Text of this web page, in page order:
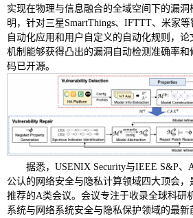
实现在物理与信息融合的全域空间下的漏
明，针对三星SmartThings、IFTTT、米家
自动化应用和用户自定义的自动化规则，
机制能够获得凸出的漏洞自动检测准确率
码已开源。
据悉，USENIX Security与IEEE S&P、
公认的网络安全与隐私计算领域四大顶会，
推荐的A类会议。会议专注于收录全球科研
系统与网络系统安全与隐私保护领域的最